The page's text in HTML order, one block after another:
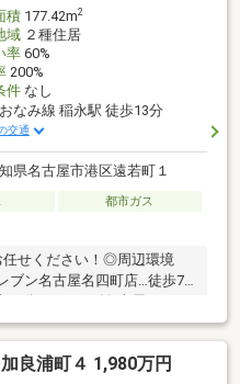
積177.42m2
域２種住居
率60%
200%
件なし
なみ線 稲永駅 徒歩13分
交通
県名古屋市港区遠若町１
都市ガス
任せください！◎周辺環境
ン名古屋名四町店…徒歩7
名古屋みなと店…徒歩16分
未公開
あった物件をご紹介いたし
良浦町４ 1,980万円